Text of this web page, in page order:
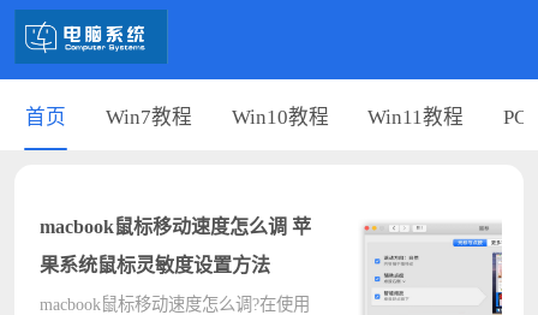
首页 Win7教程 Win10教程 Win11教程 PC
macbook鼠标移动速度怎么调 苹
果系统鼠标灵敏度设置方法
macbook鼠标移动速度怎么调?在使用